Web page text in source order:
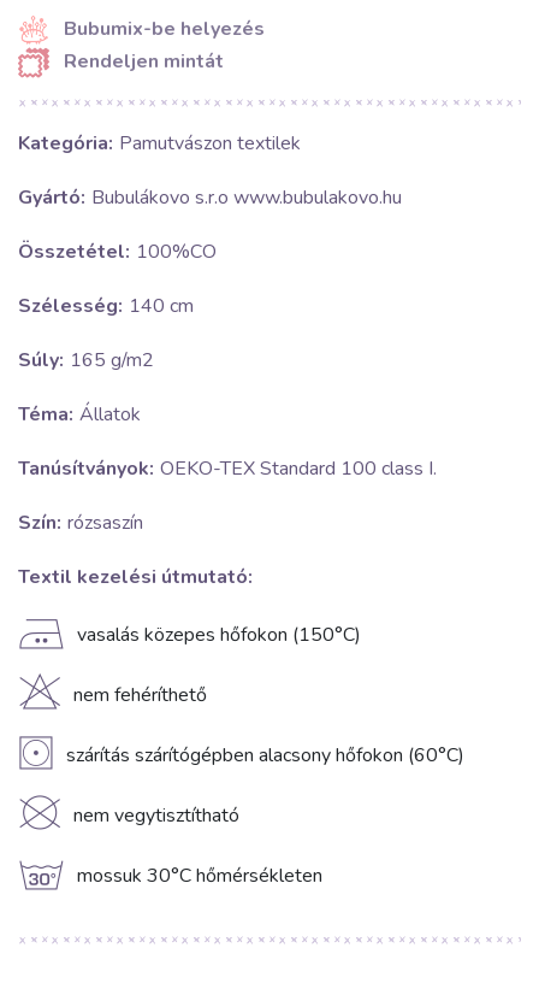
Bubumix-be helyezés
Rendeljen mintát
Kategória: Pamutvászon textilek
Gyártó: Bubulákovo s.r.o www.bubulakovo.hu
Összetétel: 100%CO
Szélesség: 140 cm
Súly: 165 g/m2
Téma: Állatok
Tanúsítványok: OEKO-TEX Standard 100 class I.
Szín: rózsaszín
Textil kezelési útmutató:
E vasalás közepes hőfokon (150°C)
H nem fehéríthető
V szárítás szárítógépben alacsony hőfokon (60°C)
K nem vegytisztítható
g mossuk 30°C hőmérsékleten